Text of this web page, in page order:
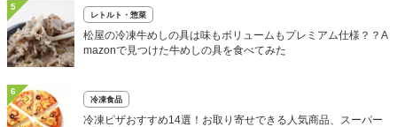
5
レトルト・惣菜
松屋の冷凍牛めしの具は味もボリュームもプレミアム仕様？？A
mazonで見つけた牛めしの具を食べてみた
6
冷凍食品
冷凍ピザおすすめ14選！お取り寄せできる人気商品、スーパー